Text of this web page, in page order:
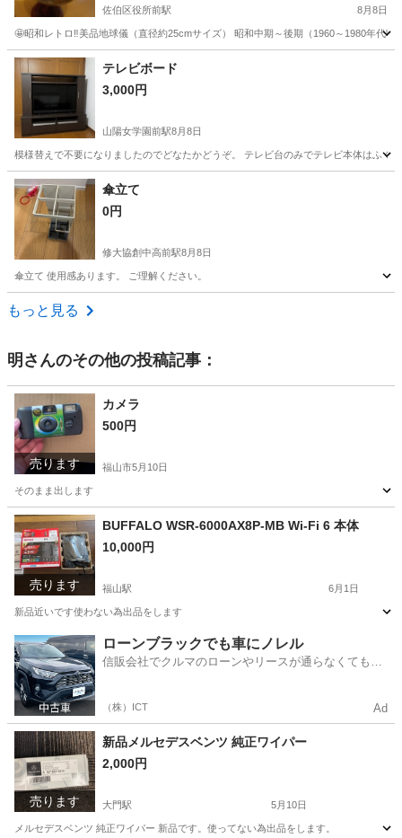
佐伯区役所前駅 8月8日
🤩昭和レトロ‼️美品地球儀（直径約25cmサイズ） 昭和中期～後期（1960～1980年代
広島 広島市 佐伯区役所前駅
テレビボード
3,000円
山陽女学園前駅8月8日
模様替えで不要になりましたのでどなたかどうぞ。 テレビ台のみでテレビ本体はふ
広島 広島市 山陽女学園前駅
傘立て
0円
修大協創中高前駅8月8日
傘立て 使用感あります。 ご理解ください。
広島 広島市
もっと見る
明 さんのその他の投稿記事：
売ります
カメラ
500円
福山市5月10日
そのまま出します
広島 福山市
売ります
BUFFALO WSR-6000AX8P-MB Wi-Fi 6 本体
10,000円
福山駅 6月1日
新品近いです使わない為出品をします
広島 福山市 福山駅 周辺機器 WSR
ローンブラックでも車にノレル
信販会社でクルマのローンやリースが通らなくてもク
（株）ICT Ad
売ります
新品メルセデスベンツ 純正ワイパー
2,000円
大門駅 5月10日
メルセデスベンツ 純正ワイパー 新品です。使ってない為出品をします。